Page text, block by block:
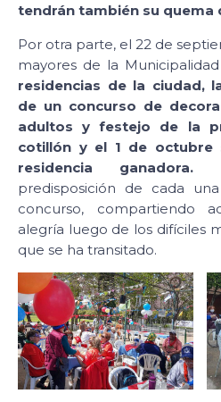
tendrán también su quema
Por otra parte, el 22 de
mayores de la
residencias de la ciudad,
de un concurso de
adultos y festejo de la
cotillón y el 1 de octubre
residencia ganadora.
predisposición de cada
concurso, compartiendo
alegría luego de los difíciles
que se ha transitado.